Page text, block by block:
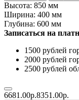
Высота: 850 мм
Ширина: 400 мм
Глубина: 600 мм
Записаться на
1500 рублей
2000 рублей
2500 рублей
6681.00р.8351.00р.